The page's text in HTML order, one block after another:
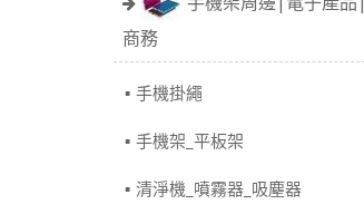
商務
手機掛繩
手機架_平板架
清淨機_噴霧器_吸塵器